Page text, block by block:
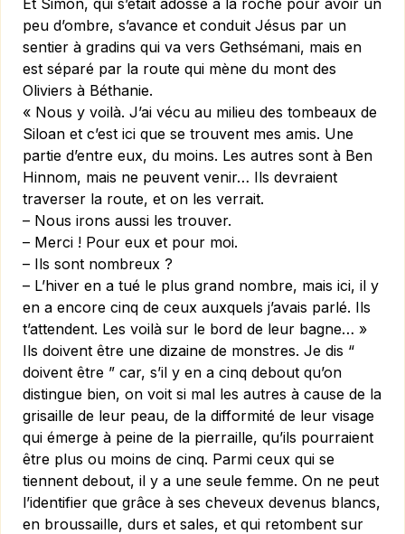
Et Simon, qui s’était adossé à la roche pour avoir un
peu d’ombre, s’avance et conduit Jésus par un
sentier à gradins qui va vers Gethsémani, mais en
est séparé par la route qui mène du mont des
Oliviers à Béthanie.
« Nous y voilà. J’ai vécu au milieu des tombeaux de
Siloan et c’est ici que se trouvent mes amis. Une
partie d’entre eux, du moins. Les autres sont à Ben
Hinnom, mais ne peuvent venir… Ils devraient
traverser la route, et on les verrait.
– Nous irons aussi les trouver.
– Merci ! Pour eux et pour moi.
– Ils sont nombreux ?
– L’hiver en a tué le plus grand nombre, mais ici, il y
en a encore cinq de ceux auxquels j’avais parlé. Ils
t’attendent. Les voilà sur le bord de leur bagne… »
Ils doivent être une dizaine de monstres. Je dis “
doivent être ” car, s’il y en a cinq debout qu’on
distingue bien, on voit si mal les autres à cause de la
grisaille de leur peau, de la difformité de leur visage
qui émerge à peine de la pierraille, qu’ils pourraient
être plus ou moins de cinq. Parmi ceux qui se
tiennent debout, il y a une seule femme. On ne peut
l’identifier que grâce à ses cheveux devenus blancs,
en broussaille, durs et sales, et qui retombent sur